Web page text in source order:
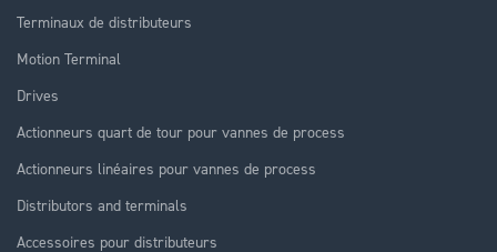
Terminaux de distributeurs
Motion Terminal
Drives
Actionneurs quart de tour pour vannes de process
Actionneurs linéaires pour vannes de process
Distributors and terminals
Accessoires pour distributeurs